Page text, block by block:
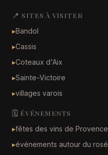
📍 SITES À VISITER
▸Bandol
▸Cassis
▸Coteaux d'Aix
▸Sainte-Victoire
▸villages varois
🗓️ ÉVÉNEMENTS
▸fêtes des vins de Provence
▸événements autour du rosé